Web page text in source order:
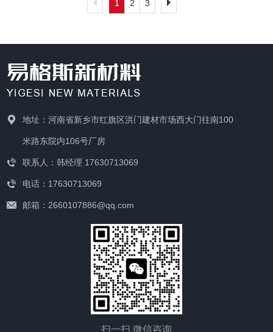
1 2 3
地址：河南省新乡市红旗区洪门建材市场西大门往南100
米路东院内106号厂房
联系人：韩经理 17630713069
电话：17630713069
邮箱：2660107886@qq.com
扫一扫 微信咨询